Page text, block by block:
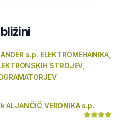
s.p. ELEKTROMEHANIKA,
STROJEV,
ALJANČIČ VERONIKA s.p.